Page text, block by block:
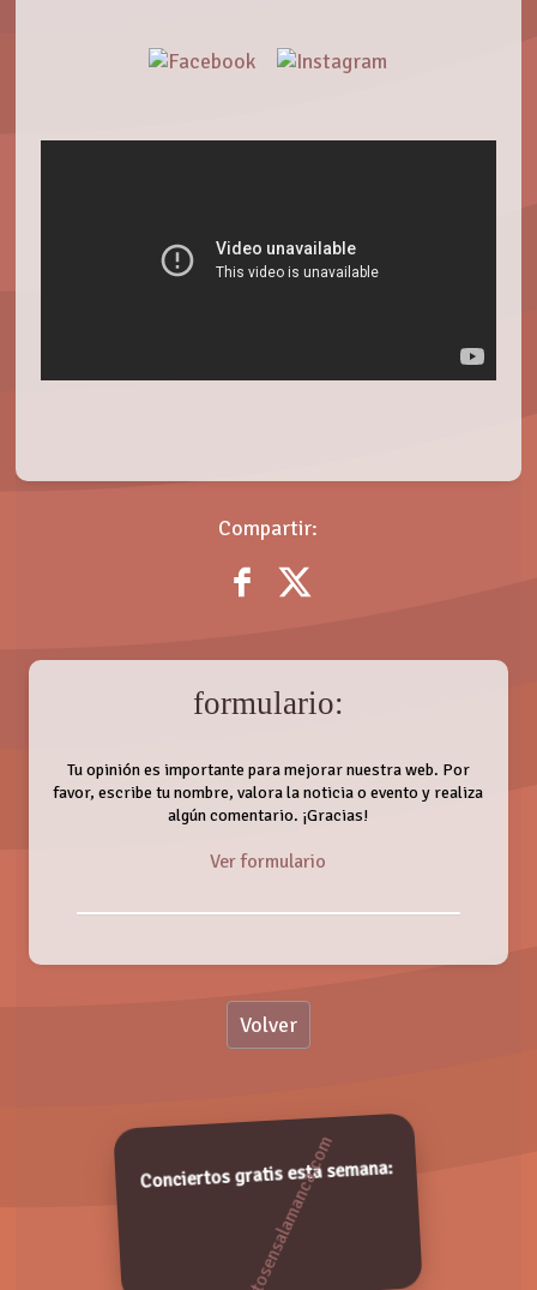
Compartir:
formulario:
Tu opinión es importante para mejorar nuestra web. Por
favor, escribe tu nombre, valora la noticia o evento y realiza
algún comentario. ¡Gracias!
Ver formulario
Valora de 1 a 5 puntos. ¡Gracias!
Volver
Conciertos gratis esta semana: